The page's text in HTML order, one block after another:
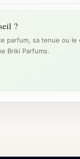
?
parfum, sa tenue ou le
Briki Parfums.